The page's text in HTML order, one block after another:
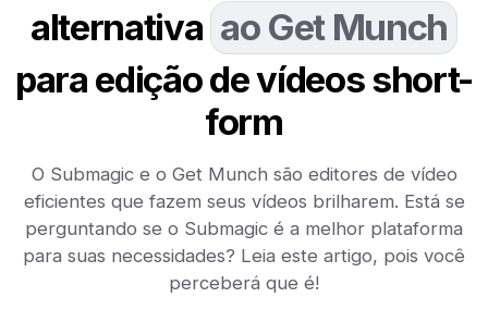
alternativa ao Get Munch
para edição de vídeos short-
form
O Submagic e o Get Munch são editores de vídeo
eficientes que fazem seus vídeos brilharem. Está se
perguntando se o Submagic é a melhor plataforma
para suas necessidades? Leia este artigo, pois você
perceberá que é!